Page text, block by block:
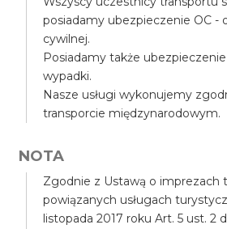
posiadamy ubezpieczenie OC -
cywilnej.
Posiadamy także
wypadki.
Nasze usługi wykonujemy
transporcie międzynarodowym.
NOTA
Zgodnie z Ustawą o imprezach
powiązanych usługach
listopada 2017 roku Art. 5 ust. 2